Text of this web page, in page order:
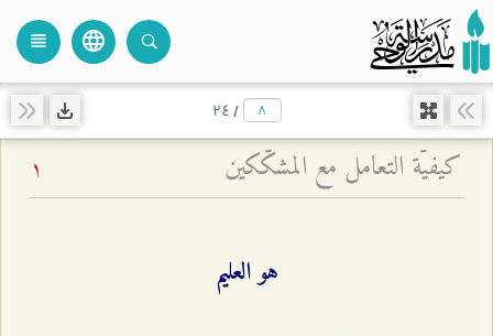
language
view_headline
/ ۲٤
كيفيّة التعامل مع المشكّكين 1
هو العليم